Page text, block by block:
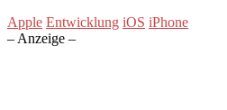
Apple Entwicklung iOS iPhone
– Anzeige –